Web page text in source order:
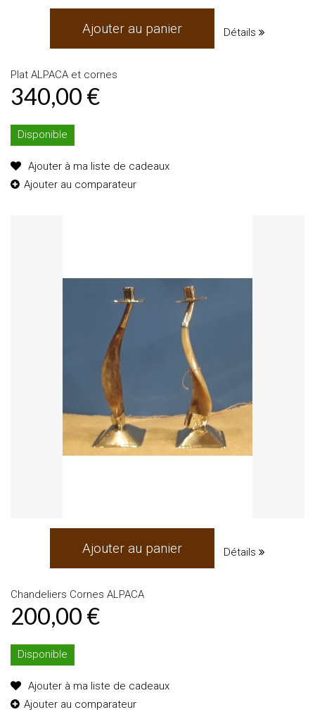
Ajouter au panier Détails
Plat ALPACA et cornes
340,00 €
Disponible
Ajouter à ma liste de cadeaux
Ajouter au comparateur
Ajouter au panier Détails
Chandeliers Cornes ALPACA
200,00 €
Disponible
Ajouter à ma liste de cadeaux
Ajouter au comparateur